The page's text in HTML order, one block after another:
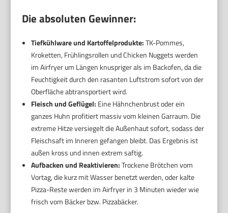
Die absoluten Gewinner:
Tiefkühlware und Kartoffelprodukte:TK-Pommes,
Kroketten, Frühlingsrollen und Chicken Nuggets werden
im Airfryer um Längen knuspriger als im Backofen, da die
Feuchtigkeit durch den rasanten Luftstrom sofort von der
Oberfläche abtransportiert wird.
Fleisch und Geflügel: Eine Hähnchenbrust oder ein
ganzes Huhn profitiert massiv vom kleinen Garraum. Die
extreme Hitze versiegelt die Außenhaut sofort, sodass der
Fleischsaft im Inneren gefangen bleibt. Das Ergebnis ist
außen kross und innen extrem saftig.
Aufbacken und Reaktivieren:Trockene Brötchen vom
Vortag, die kurz mit Wasser benetzt werden, oder kalte
Pizza-Reste werden im Airfryer in 3 Minuten wieder wie
frisch vom Bäcker bzw. Pizzabäcker.